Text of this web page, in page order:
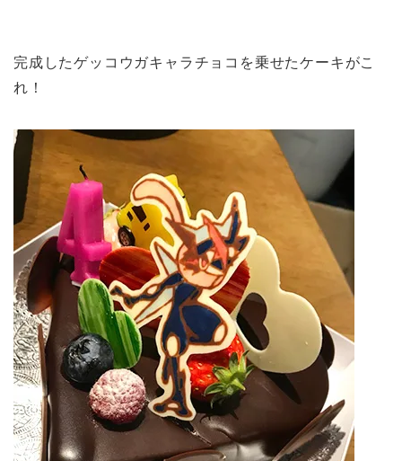
完成したゲッコウガキャラチョコを乗せたケーキがこ
れ！